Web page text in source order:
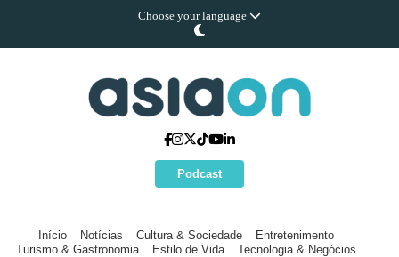
Choose your language
Podcast
Início Notícias Cultura & Sociedade
Entretenimento
Turismo & Gastronomia
Estilo de Vida Tecnologia & Negócios